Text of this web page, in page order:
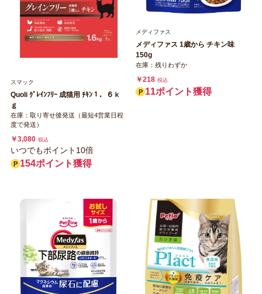
スマック
Quoli ｸﾞﾚｲﾝﾌﾘｰ 成猫用 ﾁｷﾝ１．６ｋ
ｇ
在庫：取り寄せ後発送（最短4営業日程
度で発送）
￥3,080 税込
いつでもポイント10倍
154ポイント獲得
メディファス
メディファス 1歳から チキン味
150g
在庫：残りわずか
￥218 税込
11ポイント獲得